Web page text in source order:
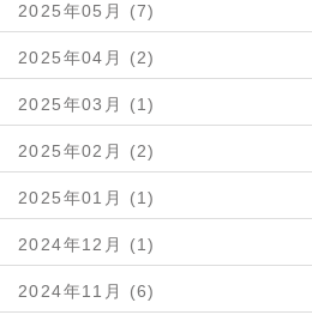
2025年05月 (7)
2025年04月 (2)
2025年03月 (1)
2025年02月 (2)
2025年01月 (1)
2024年12月 (1)
2024年11月 (6)